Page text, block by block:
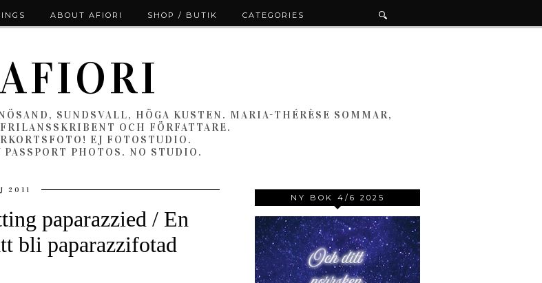
AFIORI
SUNDSVALL, HÖGA KUSTEN. MARIA-THÉRÈSE SOMMAR,
OCH FÖRFATTARE.
EJ FOTOSTUDIO.
PHOTOS. NO STUDIO.
2011
paparazzied / En
bli paparazzifotad
NY BOK 4/6 2025
ABOUT AFIORI SHOP / BUTIK CATEGORIES